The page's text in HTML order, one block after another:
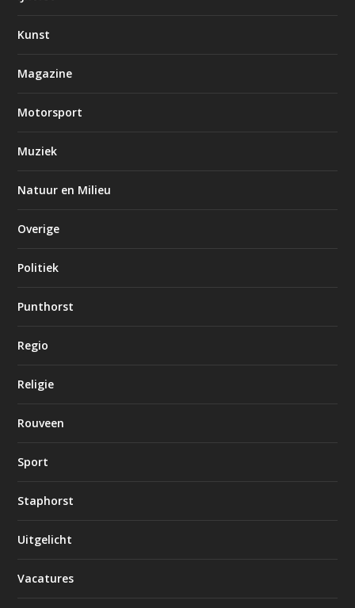
Kunst
Magazine
Motorsport
Muziek
Natuur en Milieu
Overige
Politiek
Punthorst
Regio
Religie
Rouveen
Sport
Staphorst
Uitgelicht
Vacatures